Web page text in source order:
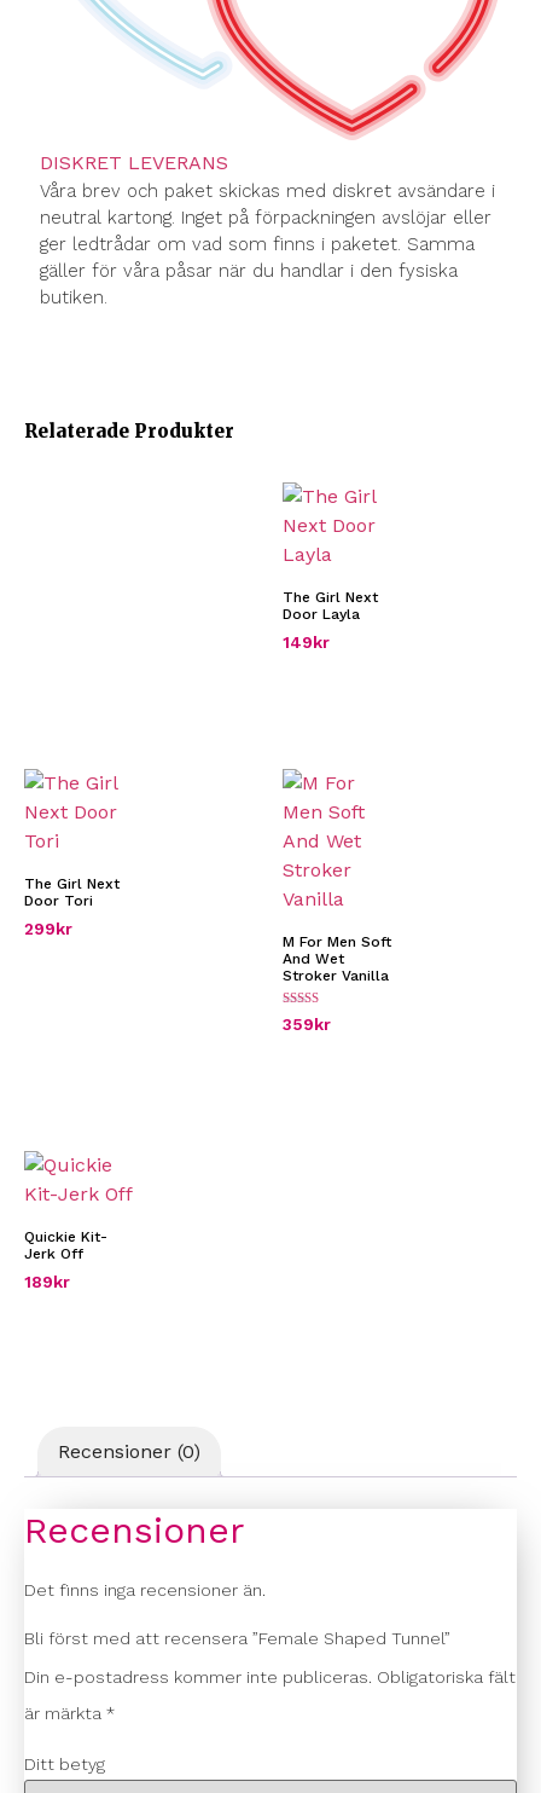
DISKRET LEVERANS
Våra brev och paket skickas med diskret avsändare i
neutral kartong. Inget på förpackningen avslöjar eller
ger ledtrådar om vad som finns i paketet. Samma
gäller för våra påsar när du handlar i den fysiska
butiken.
Recensioner (0)
Recensioner
Det finns inga recensioner än.
Bli först med att recensera ”Female Shaped Tunnel”
Din e-postadress kommer inte publiceras. Obligatoriska fält
är märkta *
Ditt betyg
Relaterade Produkter
The Girl Next
Door Layla
149kr
The Girl Next
Door Tori
299kr
M For Men Soft
And Wet
Stroker Vanilla
Betygsatt
4.50
359kr
Quickie Kit-
Jerk Off
189kr